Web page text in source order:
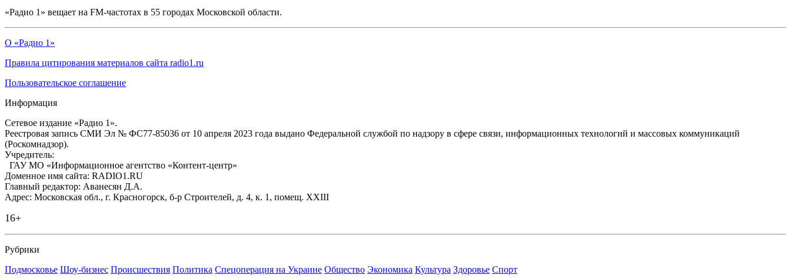
«Радио 1» вещает на FM-частотах в 55 городах Московской области.
О «Радио 1»
Правила цитирования материалов сайта radio1.ru
Пользовательское соглашение
Информация
Сетевое издание «Радио 1».
Реестровая запись СМИ Эл № ФС77-85036 от 10 апреля 2023 года выдано Федеральной службой по надзору в сфере связи, информационных технологий и массовых коммуникаций
(Роскомнадзор).
Учредитель:
ГАУ МО «Информационное агентство «Контент-центр»
Доменное имя сайта: RADIO1.RU
Главный редактор: Аванесян Д.А.
Адрес: Московская обл., г. Красногорск, б-р Строителей, д. 4, к. 1, помещ. XXIII
16+
Рубрики
Подмосковье Шоу-бизнес Происшествия Политика Спецоперация на Украине Общество Экономика Культура Здоровье Спорт